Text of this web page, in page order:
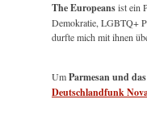
The Europeansist ein
Demokratie, LGBTQ+
durfte mich mit ihnen
UmParmesan und
Deutschlandfunk